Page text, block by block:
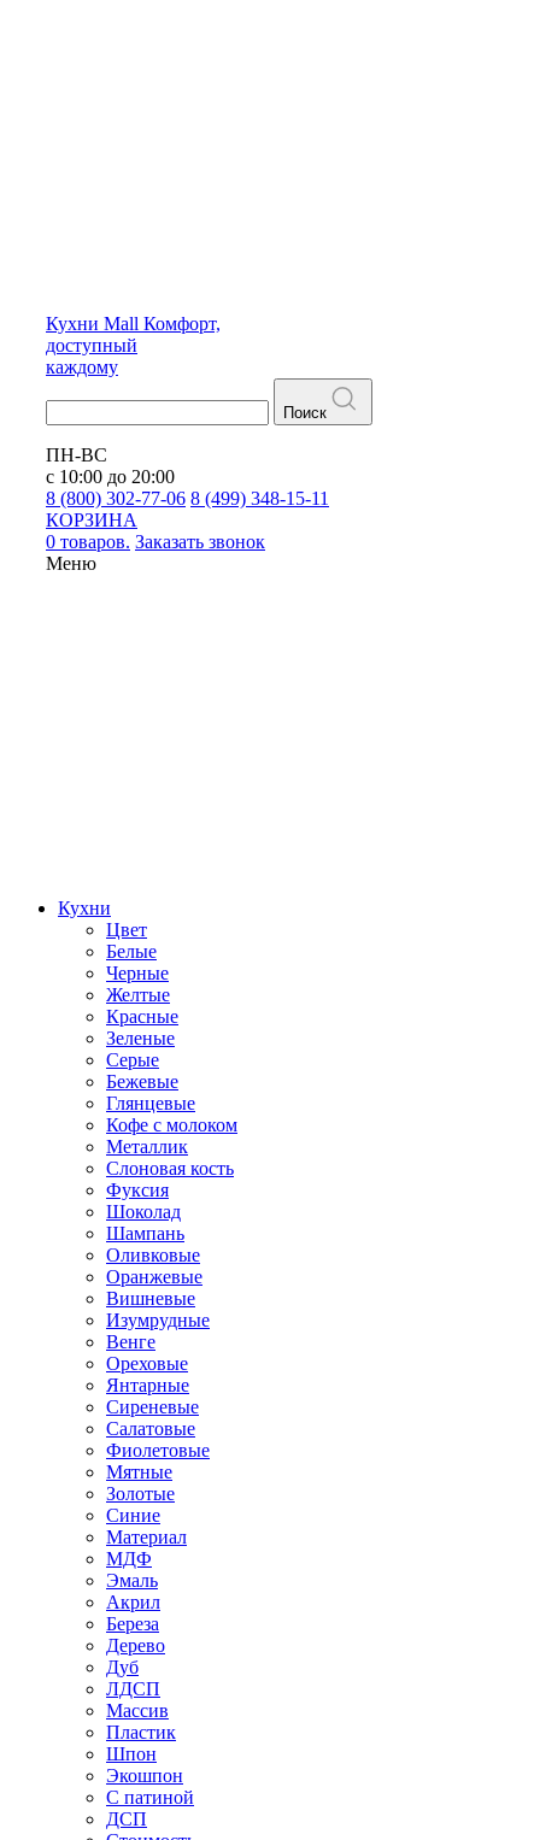
Кухни Mall Комфорт,
доступный
каждому
Поиск
ПН-ВС
с 10:00 до 20:00
8 (800) 302-77-06 8 (499) 348-15-11
КОРЗИНА
0 товаров. Заказать звонок
Меню
Кухни
Цвет
Белые
Черные
Желтые
Красные
Зеленые
Серые
Бежевые
Глянцевые
Кофе с молоком
Металлик
Слоновая кость
Фуксия
Шоколад
Шампань
Оливковые
Оранжевые
Вишневые
Изумрудные
Венге
Ореховые
Янтарные
Сиреневые
Салатовые
Фиолетовые
Мятные
Золотые
Синие
Материал
МДФ
Эмаль
Акрил
Береза
Дерево
Дуб
ЛДСП
Массив
Пластик
Шпон
Экошпон
С патиной
ДСП